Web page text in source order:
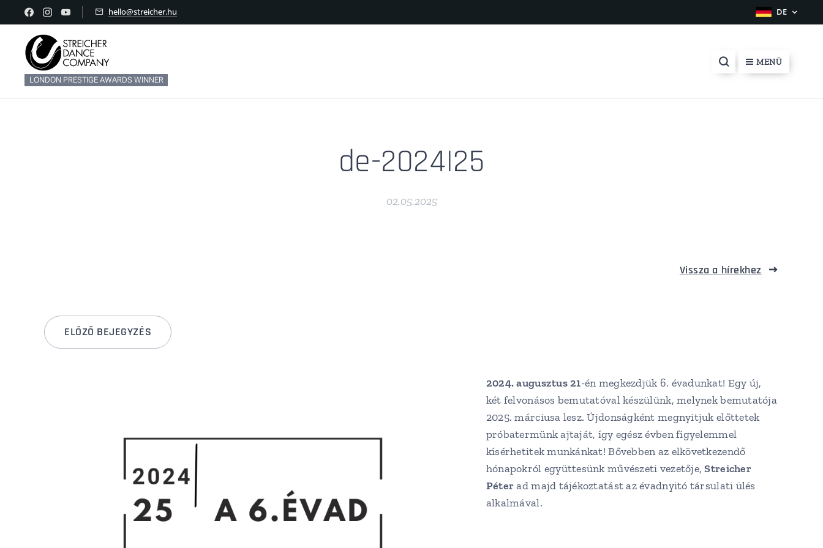
hello@streicher.hu DE
LONDON PRESTIGE AWARDS WINNER
MENÜ
de-2024|25
02.05.2025
Vissza a hírekhez
ELŐZŐ BEJEGYZÉS
2024. augusztus 21-én megkezdjük 6. évadunkat! Egy új,
két felvonásos bemutatóval készülünk, melynek bemutatója
2025. márciusa lesz. Újdonságként megnyitjuk előttetek
próbatermünk ajtaját, így egész évben figyelemmel
kísérhetitek munkánkat! Bővebben az elkövetkezendő
hónapokról együttesünk művészeti vezetője,Streicher
Péterad majd tájékoztatást az évadnyitó társulati ülés
alkalmával.